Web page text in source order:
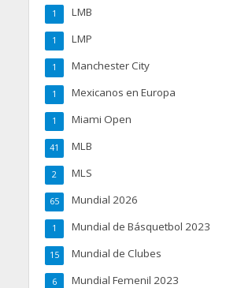
LMB
1
LMP
1
Manchester City
1
Mexicanos en Europa
1
Miami Open
1
MLB
41
MLS
2
Mundial 2026
65
Mundial de Básquetbol 2023
1
Mundial de Clubes
15
Mundial Femenil 2023
6